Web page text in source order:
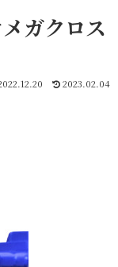
ガクロス
2023.02.04